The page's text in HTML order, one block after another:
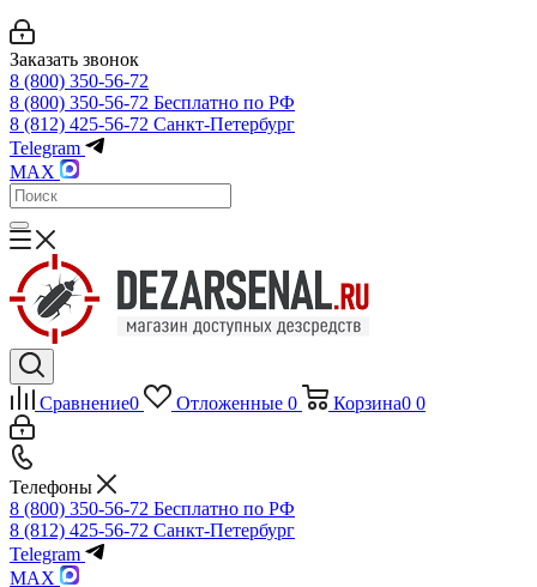
Заказать звонок
8 (800) 350-56-72
8 (800) 350-56-72 Бесплатно по РФ
8 (812) 425-56-72 Санкт-Петербург
Telegram
MAX
Сравнение0 Отложенные 0 Корзина0 0
Телефоны
8 (800) 350-56-72 Бесплатно по РФ
8 (812) 425-56-72 Санкт-Петербург
Telegram
MAX